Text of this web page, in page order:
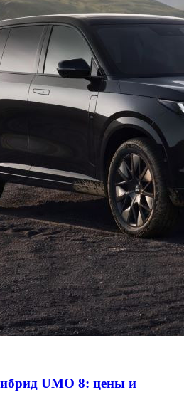
UMO 8: цены и